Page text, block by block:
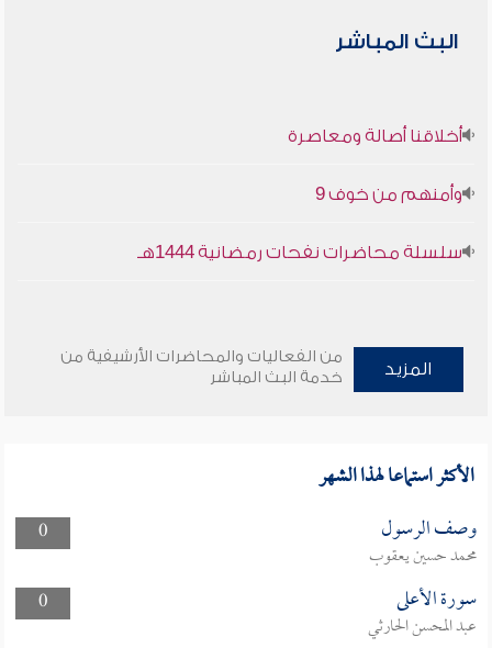
البث المباشر
أخلاقنا أصالة ومعاصرة
وأمنهم من خوف 9
سلسلة محاضرات نفحات رمضانية 1444هـ
المزيد
من الفعاليات والمحاضرات الأرشيفية من
خدمة البث المباشر
الأكثر استماعا لهذا الشهر
0 وصف الرسول
محمد حسين يعقوب
0
سورة الأعلى
عبد المحسن الحارثي